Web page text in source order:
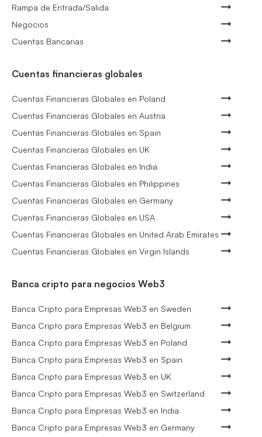
Rampa de Entrada/Salida
Negocios
Cuentas Bancarias
Cuentas financieras globales
Cuentas Financieras Globales en Poland
Cuentas Financieras Globales en Austria
Cuentas Financieras Globales en Spain
Cuentas Financieras Globales en UK
Cuentas Financieras Globales en India
Cuentas Financieras Globales en Philippines
Cuentas Financieras Globales en Germany
Cuentas Financieras Globales en USA
Cuentas Financieras Globales en United Arab Emirates
Cuentas Financieras Globales en Virgin Islands
Banca cripto para negocios Web3
Banca Cripto para Empresas Web3 en Sweden
Banca Cripto para Empresas Web3 en Belgium
Banca Cripto para Empresas Web3 en Poland
Banca Cripto para Empresas Web3 en Spain
Banca Cripto para Empresas Web3 en UK
Banca Cripto para Empresas Web3 en Switzerland
Banca Cripto para Empresas Web3 en India
Banca Cripto para Empresas Web3 en Germany